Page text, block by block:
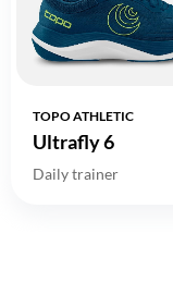
TOPO ATHLETIC
Ultrafly 6
Daily trainer